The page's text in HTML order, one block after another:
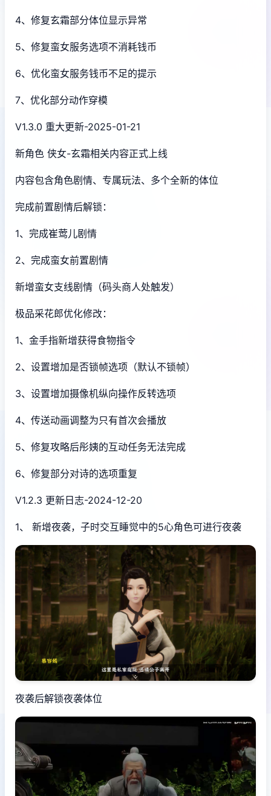
4、修复玄霜部分体位显示异常
5、修复蛮女服务选项不消耗钱币
6、优化蛮女服务钱币不足的提示
7、优化部分动作穿模
V1.3.0 重大更新-2025-01-21
新角色 侠女-玄霜相关内容正式上线
内容包含角色剧情、专属玩法、多个全新的体位
完成前置剧情后解锁：
1、完成崔莺儿剧情
2、完成蛮女前置剧情
新增蛮女支线剧情（码头商人处触发）
极品采花郎优化修改：
1、金手指新增获得食物指令
2、设置增加是否锁帧选项（默认不锁帧）
3、设置增加摄像机纵向操作反转选项
4、传送动画调整为只有首次会播放
5、修复攻略后彤姨的互动任务无法完成
6、修复部分对诗的选项重复
V1.2.3 更新日志-2024-12-20
1、 新增夜袭，子时交互睡觉中的5心角色可进行夜袭
夜袭后解锁夜袭体位